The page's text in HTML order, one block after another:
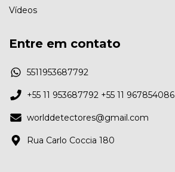
Vídeos
Entre em contato
5511953687792
+55 11 953687792 +55 11 967854086
worlddetectores@gmail.com
Rua Carlo Coccia 180